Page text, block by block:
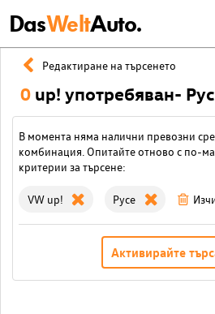
DasWeltAuto.
Редактиране на търсенето
0 up! употребяван-
В момента няма налични превозни
комбинация. Опитайте отново с по-
критерии за търсене:
VW up! Русе
Активирайте